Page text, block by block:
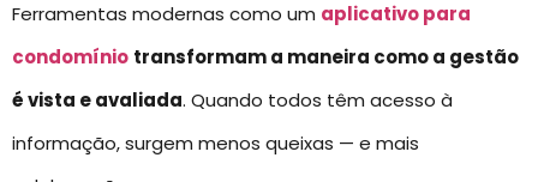
Ferramentas modernas como um aplicativo para
condomínio transformam a maneira como a gestão
é vista e avaliada. Quando todos têm acesso à
informação, surgem menos queixas — e mais